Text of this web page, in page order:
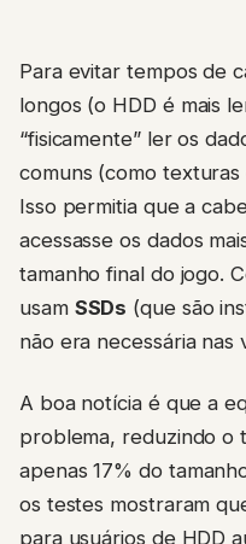
Para evitar tempos de
longos (o HDD é mais
“fisicamente” ler os
comuns (como
Isso permitia que a
acessasse os dados
tamanho final do jogo.
usam SSDs (que são
não era necessária nas
A boa notícia é que a
problema, reduzindo o
apenas 17% do
os testes mostraram
para usuários de HDD